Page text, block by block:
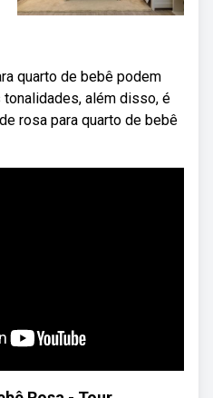
quarto de bebê podem
além disso, é
rosa para quarto de bebê